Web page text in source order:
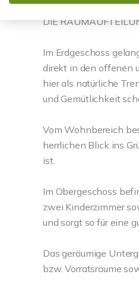
DIE
Im Erdgeschoss
direkt in den offenen
hier als natürliche
und Gemütlichkeit
Vom Wohnbereich
herrlichen Blick ins
ist.
Im Obergeschoss
zwei Kinderzimmer
und sorgt so für eine
Das geräumige
bzw. Vorratsräume